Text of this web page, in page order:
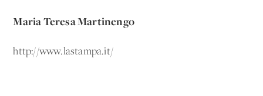
Maria Teresa Martinengo
http://www.lastampa.it/